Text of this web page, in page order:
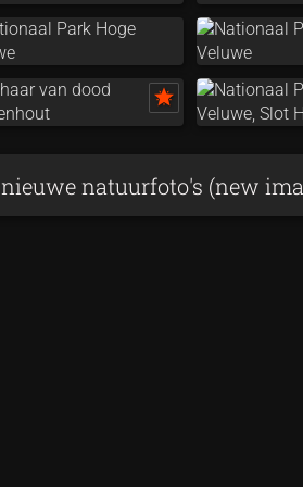
nieuwe natuurfoto's (new